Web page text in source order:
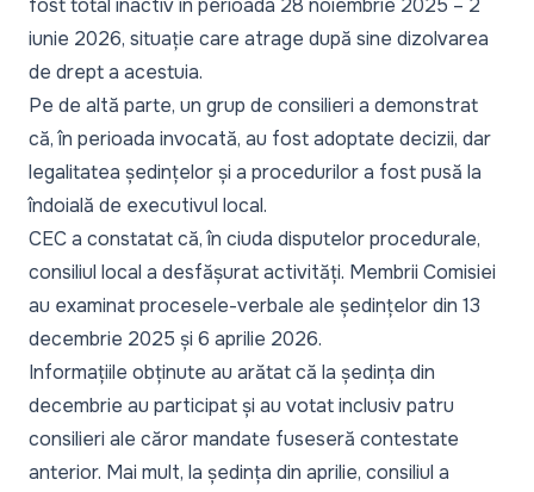
fost total inactiv în perioada 28 noiembrie 2025 – 2
iunie 2026, situație care atrage după sine dizolvarea
de drept a acestuia.
Pe de altă parte, un grup de consilieri a demonstrat
că, în perioada invocată, au fost adoptate decizii, dar
legalitatea ședințelor și a procedurilor a fost pusă la
îndoială de executivul local.
CEC a constatat că, în ciuda disputelor procedurale,
consiliul local a desfășurat activități. Membrii Comisiei
au examinat procesele-verbale ale ședințelor din 13
decembrie 2025 și 6 aprilie 2026.
Informațiile obținute au arătat că la ședința din
decembrie au participat și au votat inclusiv patru
consilieri ale căror mandate fuseseră contestate
anterior. Mai mult, la ședința din aprilie, consiliul a